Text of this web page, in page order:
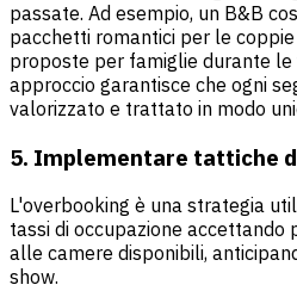
passate. Ad esempio, un B&B
pacchetti romantici per le
proposte per famiglie durante le
approccio garantisce che ogni
valorizzato e trattato in modo
5. Implementare tattiche
L'overbooking è una strategia
tassi di occupazione accettando
alle camere disponibili,
show.